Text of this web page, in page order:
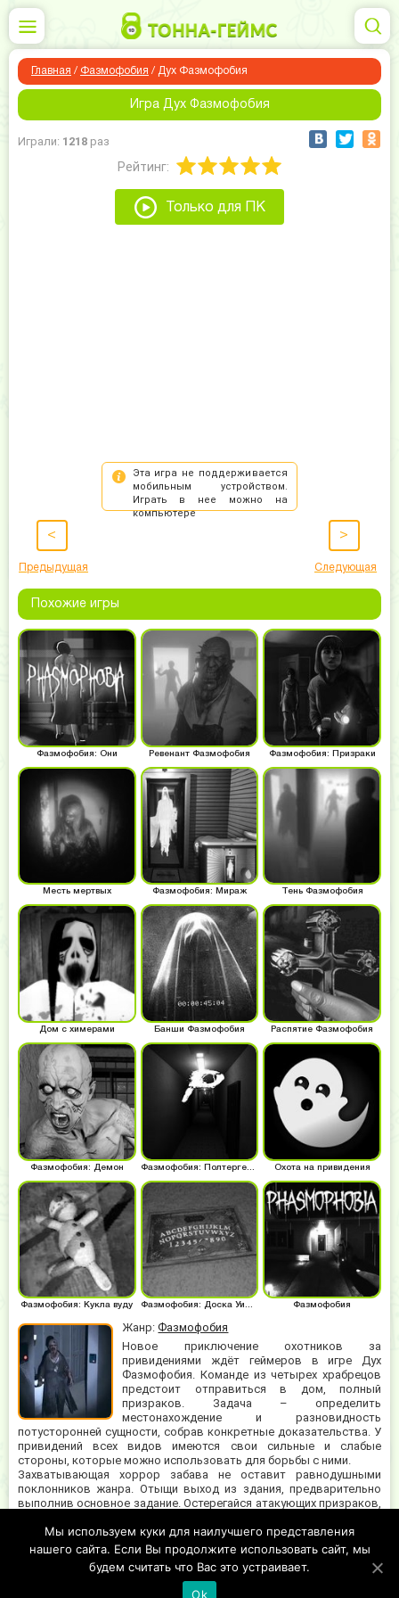
Главная / Фазмофобия / Дух Фазмофобия
Игра Дух Фазмофобия
Играли: 1218 раз
Рейтинг:
Только для ПК
<
Предыдущая
>
Следующая
Жанр:Фазмофобия
Новое приключение охотников за
привидениями ждёт геймеров в игре Дух
Фазмофобия. Команде из четырех храбрецов
предстоит отправиться в дом, полный
призраков. Задача – определить
местонахождение и разновидность
потусторонней сущности, собрав конкретные доказательства. У
привидений всех видов имеются свои сильные и слабые
стороны, которые можно использовать для борьбы с ними.
Захватывающая хоррор забава не оставит равнодушными
поклонников жанра. Отыщи выход из здания, предварительно
выполнив основное задание. Остерегайся атакующих призраков,
человека. Используй специальное снаряжение, чтобы
обезвредить разъяренную бестелесную сущность. Играя, не
забывай о сборе улик для записи в журнал.
Похожие игры
Фазмофобия: Они Ревенант Фазмофобия Фазмофобия: Призраки
Месть мертвых Фазмофобия: Мираж Тень Фазмофобия
Дом с химерами Банши Фазмофобия Распятие Фазмофобия
Фазмофобия: Демон Фазмофобия: Полтергейст Охота на привидения
Фазмофобия: Кукла вуду Фазмофобия: Доска Уиджи Фазмофобия
Мы используем куки для наилучшего представления
нашего сайта. Если Вы продолжите использовать сайт, мы
будем считать что Вас это устраивает.
Ok